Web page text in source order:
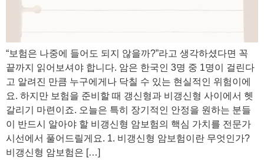
“보험은 나중에 들어도 되지 않을까?”라고 생각하셨다면 꼭
끝까지 읽어보셔야 합니다. 암은 한국인 3명 중 1명이 걸린다
고 알려진 만큼 누구에게나 닥칠 수 있는 현실적인 위험이에
요. 하지만 보험을 준비할 때 갱신형과 비갱신형 사이에서 헷
갈리기 마련이죠. 오늘은 특히 장기적인 안정을 원하는 분들
이 반드시 알아야 할 비갱신형 암보험의 핵심 가치를 전문가
시선에서 풀어드릴게요. 1. 비갱신형 암보험이란 무엇인가?
비갱신형 암보험은 […]